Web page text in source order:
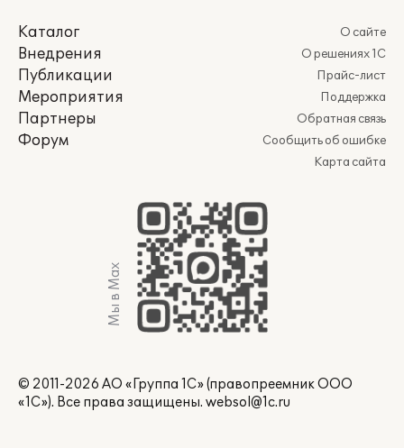
Каталог
Внедрения
Публикации
Мероприятия
Партнеры
Форум
О сайте
О решениях 1С
Прайс-лист
Поддержка
Обратная связь
Сообщить об ошибке
Карта сайта
Мы в Max
© 2011-2026 АО «Группа 1С» (правопреемник ООО
«1С»). Все права защищены. websol@1c.ru